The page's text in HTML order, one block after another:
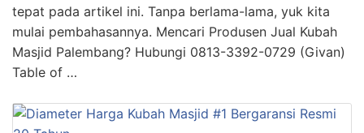
tepat pada artikel ini. Tanpa berlama-lama, yuk kita
mulai pembahasannya. Mencari Produsen Jual Kubah
Masjid Palembang? Hubungi 0813-3392-0729 (Givan)
Table of …